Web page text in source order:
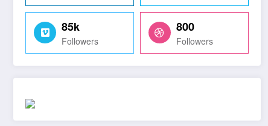
85k
Followers
800
Followers